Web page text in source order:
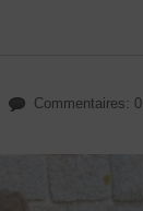
Commentaires: 0